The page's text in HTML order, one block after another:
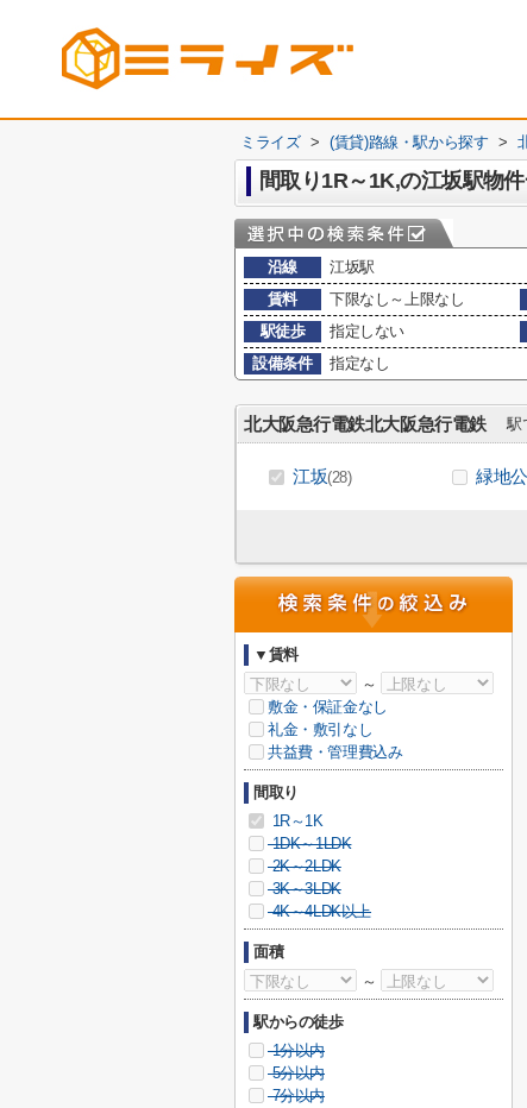
ミライズ > (賃貸)路線・駅から探す >
間取り1R～1K,の江坂駅物
沿線
江坂駅
賃料
下限なし～上限なし
駅徒歩
指定しない
設備条件
指定なし
北大阪急行電鉄北大阪急行電鉄 駅
江坂(28) 緑地
▼賃料
～
敷金・保証金なし
礼金・敷引なし
共益費・管理費込み
間取り
1R～1K
1DK～1LDK
2K～2LDK
3K～3LDK
4K～4LDK以上
面積
～
駅からの徒歩
1分以内
5分以内
7分以内